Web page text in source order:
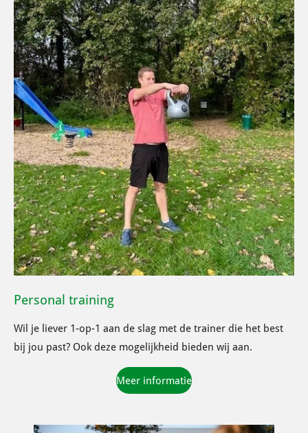
Personal training
Wil je liever 1-op-1 aan de slag met de trainer die het best
bij jou past? Ook deze mogelijkheid bieden wij aan.
Meer informatie